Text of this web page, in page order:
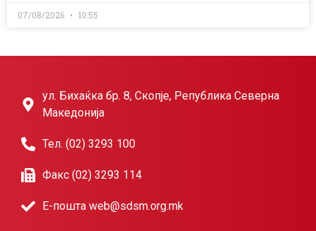
07/08/2026 10:55
ул. Бихаќка бр. 8, Скопје, Република Северна
Македонија
Тел. (02) 3293 100
Факс (02) 3293 114
Е-пошта web@sdsm.org.mk